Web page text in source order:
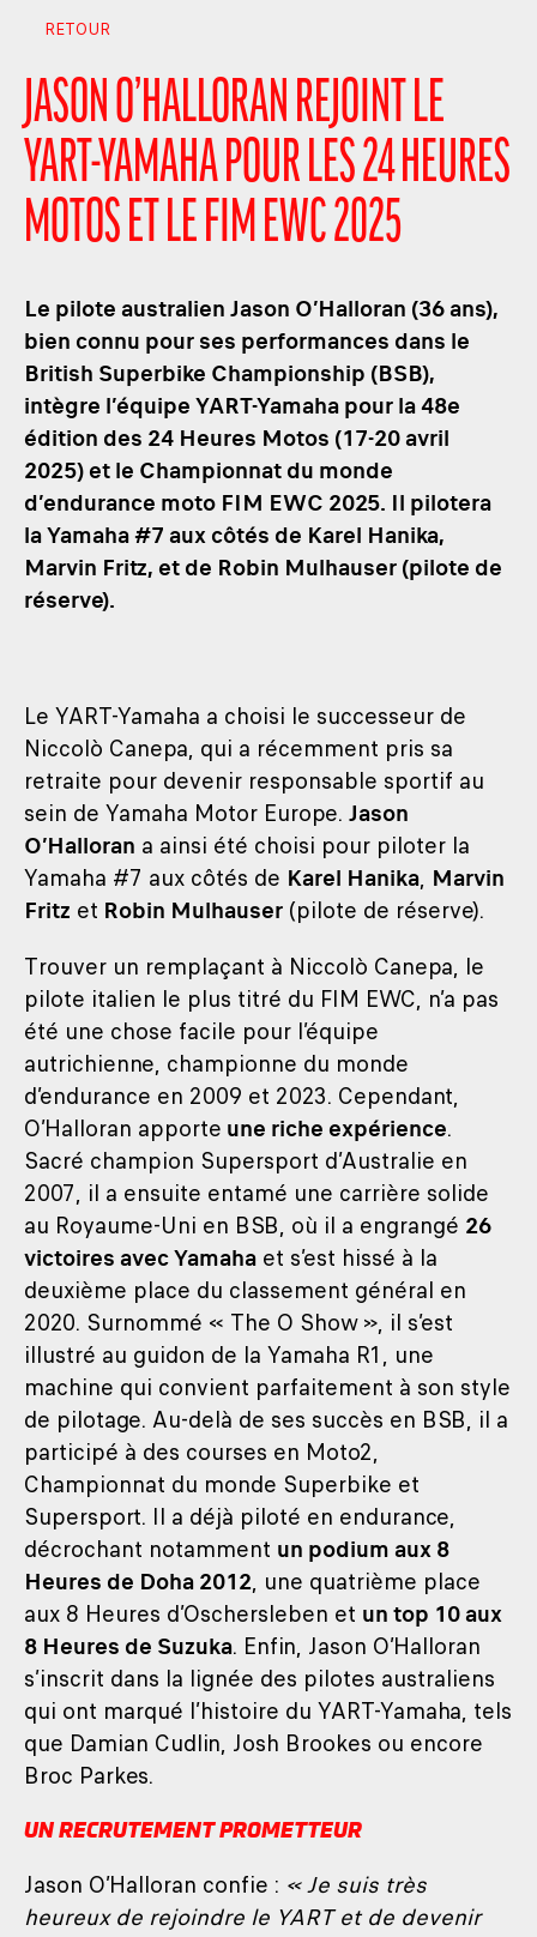
RETOUR
JASON O’HALLORAN REJOINT LE
YART-YAMAHA POUR LES 24 HEURES
MOTOS ET LE FIM EWC 2025
Le pilote australien Jason O’Halloran (36 ans),
bien connu pour ses performances dans le
British Superbike Championship (BSB),
intègre l’équipe YART-Yamaha pour la 48e
édition des 24 Heures Motos (17-20 avril
2025) et le Championnat du monde
d’endurance moto FIM EWC 2025. Il pilotera
la Yamaha #7 aux côtés de Karel Hanika,
Marvin Fritz, et de Robin Mulhauser (pilote de
réserve).
Le YART-Yamaha a choisi le successeur de
Niccolò Canepa, qui a récemment pris sa
retraite pour devenir responsable sportif au
sein de Yamaha Motor Europe. Jason
O’Halloran a ainsi été choisi pour piloter la
Yamaha #7 aux côtés de Karel Hanika, Marvin
Fritz et Robin Mulhauser (pilote de réserve).
Trouver un remplaçant à Niccolò Canepa, le
pilote italien le plus titré du FIM EWC, n’a pas
été une chose facile pour l’équipe
autrichienne, championne du monde
d’endurance en 2009 et 2023. Cependant,
O’Halloran apporte une riche expérience.
Sacré champion Supersport d’Australie en
2007, il a ensuite entamé une carrière solide
au Royaume-Uni en BSB, où il a engrangé 26
victoires avec Yamaha et s’est hissé à la
deuxième place du classement général en
2020. Surnommé « The O Show », il s’est
illustré au guidon de la Yamaha R1, une
machine qui convient parfaitement à son style
de pilotage. Au-delà de ses succès en BSB, il a
participé à des courses en Moto2,
Championnat du monde Superbike et
Supersport. Il a déjà piloté en endurance,
décrochant notamment un podium aux 8
Heures de Doha 2012, une quatrième place
aux 8 Heures d’Oschersleben et un top 10 aux
8 Heures de Suzuka. Enfin, Jason O’Halloran
s’inscrit dans la lignée des pilotes australiens
qui ont marqué l’histoire du YART-Yamaha, tels
que Damian Cudlin, Josh Brookes ou encore
Broc Parkes.
UN RECRUTEMENT PROMETTEUR
Jason O’Halloran confie : « Je suis très
heureux de rejoindre le YART et de devenir